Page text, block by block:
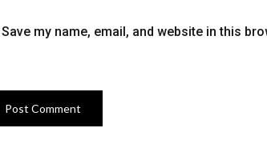
Save my name, email, and website in this